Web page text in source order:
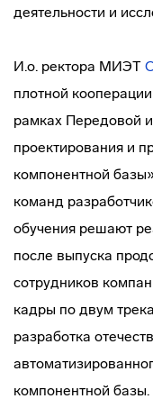
деятельности и
И.о. ректора МИЭТ
плотной
рамках Передовой
проектирования и
компонентной
команд
обучения решают
после выпуска
сотрудников
кадры по двум
разработка
компонентной базы.